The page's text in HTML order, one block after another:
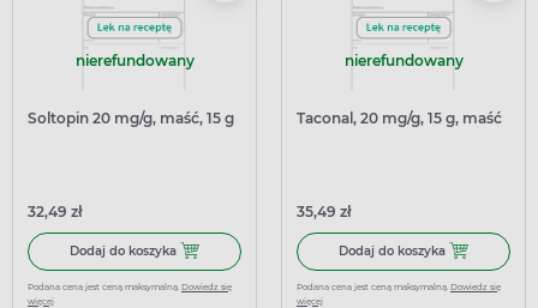
nierefundowany
Soltopin 20 mg/g, maść, 15 g
32,49 zł
Dodaj do koszyka Dodaj do koszyka Soltopin 20 mg/g, maść, 15 g
Podana cena jest ceną maksymalną. Dowiedz się
więcej
nierefundowany
Taconal, 20 mg/g, 15 g, maść
35,49 zł
Dodaj do koszyka Dodaj do
Podana cena jest ceną maksymalną. Dowiedz się
więcej